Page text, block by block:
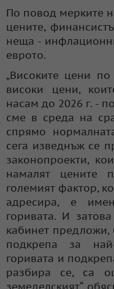
По повод мерките
цените,
неща -
еврото.
„Високите цени
високи цени,
насам до 2026 г. -
сме в среда на
спрямо
сега изведнъж се
законопроекти,
намалят цените
големият фактор,
адресира, е
горивата. И
кабинет
подкрепа за
горивата и
разбира се, са